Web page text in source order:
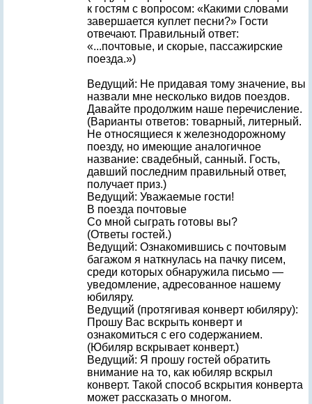
к гостям с вопросом: «Какими словами
завершается куплет песни?» Гости
отвечают. Правильный ответ:
«...почтовые, и скорые, пассажирские
поезда.»)
Ведущий: Не придавая тому значение, вы
назвали мне несколько видов поездов.
Давайте продолжим наше перечисление.
(Варианты ответов: товарный, литерный.
Не относящиеся к железнодорожному
поезду, но имеющие аналогичное
название: свадебный, санный. Гость,
давший последним правильный ответ,
получает приз.)
Ведущий: Уважаемые гости!
В поезда почтовые
Со мной сыграть готовы вы?
(Ответы гостей.)
Ведущий: Ознакомившись с почтовым
багажом я наткнулась на пачку писем,
среди которых обнаружила письмо —
уведомление, адресованное нашему
юбиляру.
Ведущий (протягивая конверт юбиляру):
Прошу Вас вскрыть конверт и
ознакомиться с его содержанием.
(Юбиляр вскрывает конверт.)
Ведущий: Я прошу гостей обратить
внимание на то, как юбиляр вскрыл
конверт. Такой способ вскрытия конверта
может рассказать о многом.